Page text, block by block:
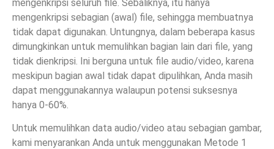
mengenkripsi seluruh file. Sebaliknya, itu hanya
mengenkripsi sebagian (awal) file, sehingga membuatnya
tidak dapat digunakan. Untungnya, dalam beberapa kasus
dimungkinkan untuk memulihkan bagian lain dari file, yang
tidak dienkripsi. Ini berguna untuk file audio/video, karena
meskipun bagian awal tidak dapat dipulihkan, Anda masih
dapat menggunakannya walaupun potensi suksesnya
hanya 0-60%.
Untuk memulihkan data audio/video atau sebagian gambar,
kami menyarankan Anda untuk menggunakan Metode 1